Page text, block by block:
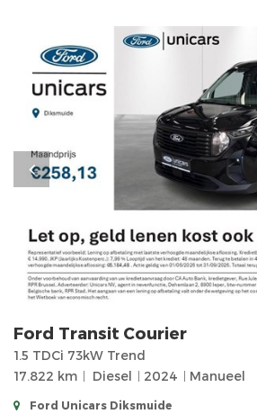
Ford Transit Courier
1.5 TDCi 73kW Trend
17.822 km
Diesel 2024 Manueel
Ford Unicars Diksmuide